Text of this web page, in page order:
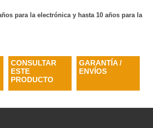
para la electrónica y hasta 10 años para la
CONSULTAR
ESTE
PRODUCTO
GARANTÍA /
ENVÍOS